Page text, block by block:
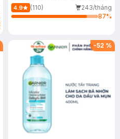
40ml
4.9 (110)
243/tháng
87%
-52 %